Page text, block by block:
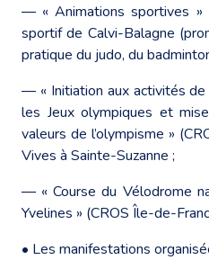
― « Animations sportives »
sportif de Calvi-Balagne
pratique du judo, du
― « Initiation aux activités
les Jeux olympiques et
valeurs de l’olympisme »
Vives à Sainte-Suzanne ;
― « Course du Vélodrome
Yvelines » (CROS Île-de-
• Les manifestations